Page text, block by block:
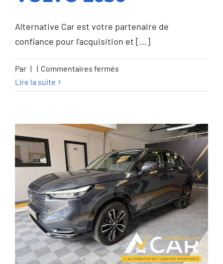
Alternative Car est votre partenaire de
confiance pour l’acquisition et [...]
Par | | Commentaires fermés
C40
82
kWh
Recharge
Twin
Launch
Edition
pure
lectric
–
GARANTIE
VOLVO
Lire la suite